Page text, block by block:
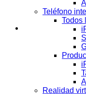
Teléfono
Todos
Realidad